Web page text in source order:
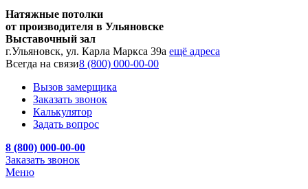
Натяжные потолки
от производителя в Ульяновске
Выставочный зал
г.Ульяновск, ул. Карла Маркса 39а ещё адреса
Всегда на связи8 (800) 000-00-00
Вызов замерщика
Заказать звонок
Калькулятор
Задать вопрос
8 (800) 000-00-00
Заказать звонок
Меню